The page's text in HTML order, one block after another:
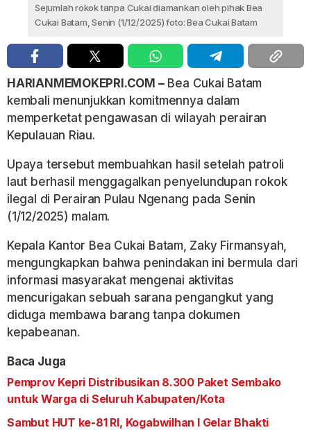
Sejumlah rokok tanpa Cukai diamankan oleh pihak Bea
Cukai Batam, Senin (1/12/2025) foto: Bea Cukai Batam
HARIANMEMOKEPRI.COM –Bea Cukai Batam
kembali menunjukkan komitmennya dalam
memperketat pengawasan di wilayah perairan
Kepulauan Riau.
Upaya tersebut membuahkan hasil setelah patroli
laut berhasil menggagalkan penyelundupan rokok
ilegal di Perairan Pulau Ngenang pada Senin
(1/12/2025) malam.
Kepala Kantor Bea Cukai Batam, Zaky Firmansyah,
mengungkapkan bahwa penindakan ini bermula dari
informasi masyarakat mengenai aktivitas
mencurigakan sebuah sarana pengangkut yang
diduga membawa barang tanpa dokumen
kepabeanan.
Baca Juga
Pemprov Kepri Distribusikan 8.300 Paket Sembako
untuk Warga di Seluruh Kabupaten/Kota
Sambut HUT ke-81 RI, Kogabwilhan I Gelar Bhakti